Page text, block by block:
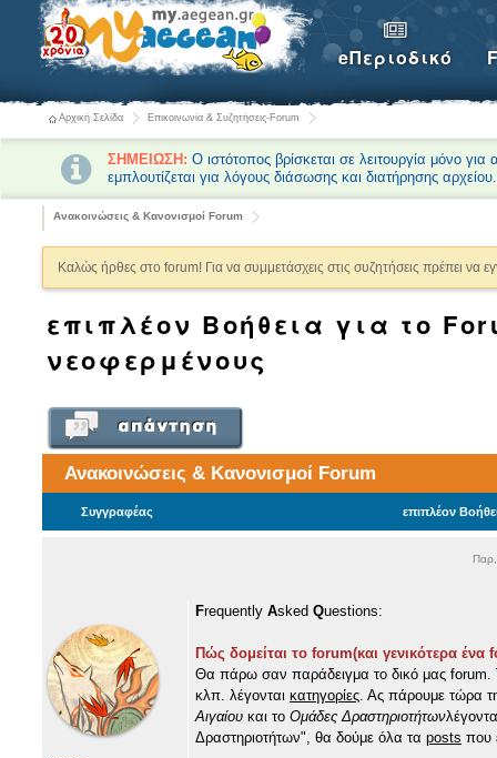
eΠεριοδικό
Αρχική Σελίδα Επικοινωνία & Συζητήσεις-Forum
ΣΗΜΕΙΩΣΗ: Ο ιστότοπος βρίσκεται σε λειτουργία μόνο
εμπλουτίζεται για λόγους διάσωσης και διατήρησης αρχείου.
Ανακοινώσεις & Κανονισμοί Forum
Καλώς ήρθες στο forum! Για να συμμετάσχεις στις συζητήσεις πρέπει να
επιπλέον Βοήθεια για το
νεοφερμένους
Ανακοινώσεις & Κανονισμοί Forum
Συγγραφέας επιπλέον
Frequently Asked Questions:
Πώς δομείται το forum(και γενικότερα ένα
Θα πάρω σαν παράδειγμα το δικό μας
κλπ. λέγονται κατηγορίες . Ας πάρουμε τώρα
Αιγαίου και το Ομάδες Δραστηριοτήτων
Δραστηριοτήτων", θα δούμε όλα τα posts που